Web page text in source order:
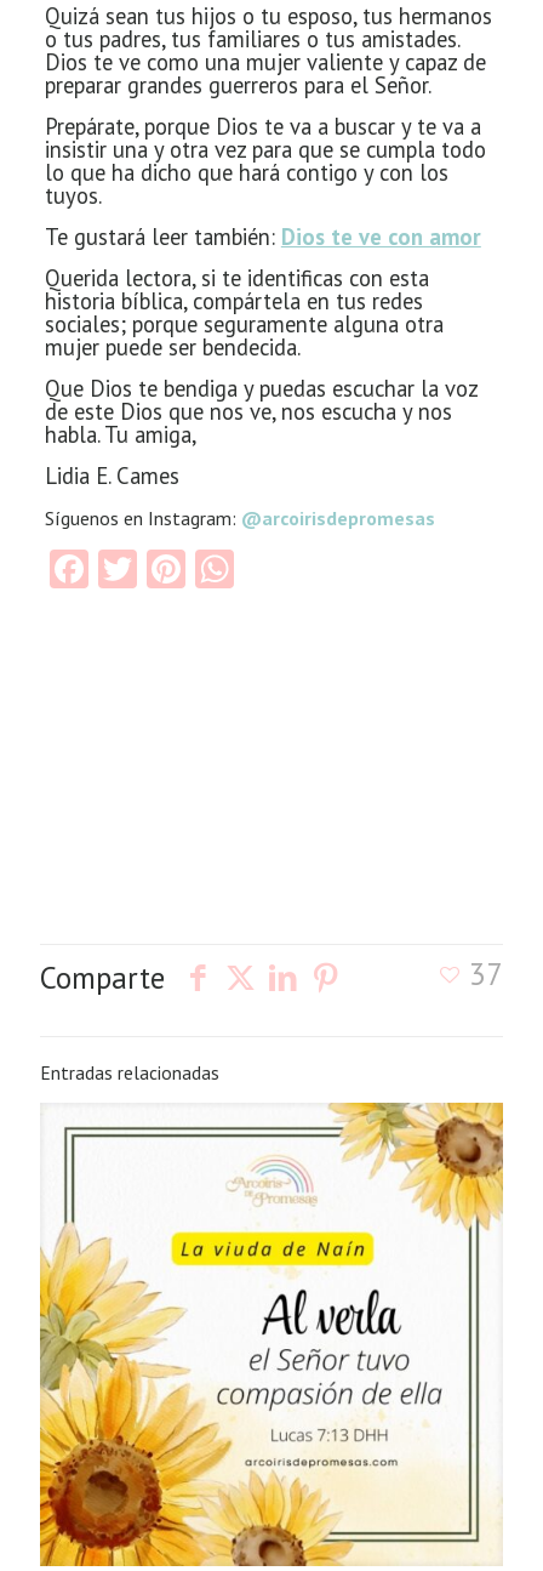
Quizá sean tus hijos o tu esposo, tus hermanos
o tus padres, tus familiares o tus amistades.
Dios te ve como una mujer valiente y capaz de
preparar grandes guerreros para el Señor.
Prepárate, porque Dios te va a buscar y te va a
insistir una y otra vez para que se cumpla todo
lo que ha dicho que hará contigo y con los
tuyos.
Te gustará leer también: Dios te ve con amor
Querida lectora, si te identificas con esta
historia bíblica, compártela en tus redes
sociales; porque seguramente alguna otra
mujer puede ser bendecida.
Que Dios te bendiga y puedas escuchar la voz
de este Dios que nos ve, nos escucha y nos
habla. Tu amiga,
Lidia E. Cames
Síguenos en Instagram: @arcoirisdepromesas
Facebook
TwitterPinterest
WhatsApp
Comparte 37
Entradas relacionadas